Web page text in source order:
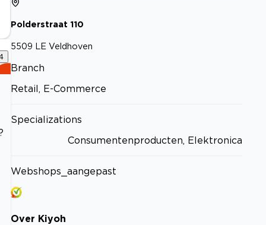
Polderstraat 110
5509 LE Veldhoven
Branch
Retail, E-Commerce
Specializations
Consumentenproducten, Elektronica
Webshops_aangepast
Over Kiyoh